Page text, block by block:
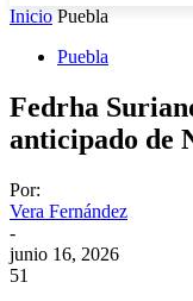
Inicio Puebla
Puebla
Fedrha
anticipado de
Por:
Vera Fernández
-
junio 16, 2026
51